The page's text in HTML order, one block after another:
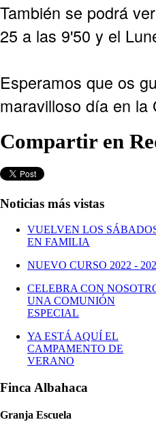
También se podrá
25 a las 9'50 y el
Esperamos que os
maravilloso día en
Compartir en
Noticias más vistas
VUELVEN LOS
EN FAMILIA
NUEVO CURSO 2022 -
CELEBRA CON
UNA COMUNIÓN
ESPECIAL
YA ESTÁ AQUÍ EL
CAMPAMENTO DE
VERANO
Finca Albahaca
Granja Escuela